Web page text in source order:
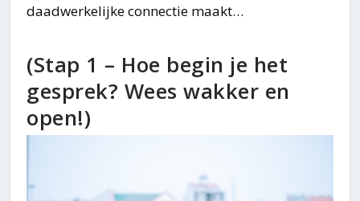
daadwerkelijke connectie maakt…
(Stap 1 – Hoe begin je het
gesprek? Wees wakker en
open!)